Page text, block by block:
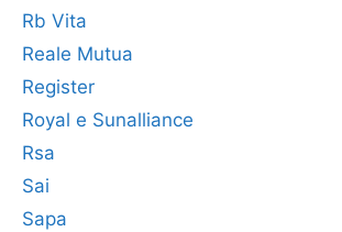
Rb Vita
Reale Mutua
Register
Royal e Sunalliance
Rsa
Sai
Sapa